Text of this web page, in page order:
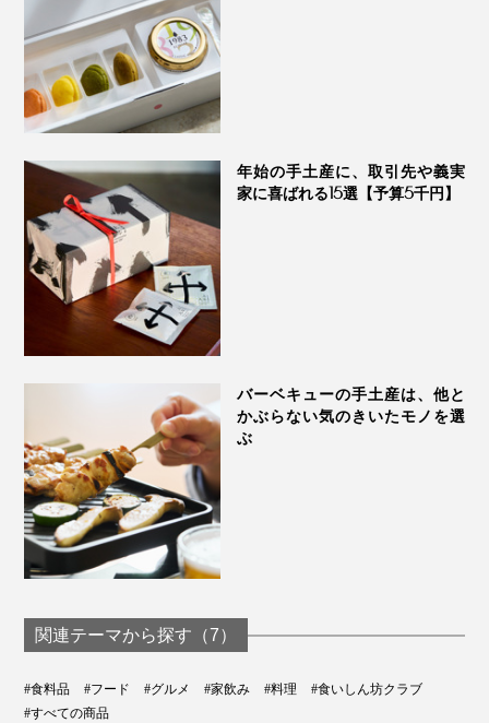
本品「抹茶そば」も美しい緑色ですが、着色料は一切使
われていません。
年始の手土産に、取引先や義実
家に喜ばれる15選【予算5千円】
バーベキューの手土産は、他と
かぶらない気のきいたモノを選
ぶ
関連テーマから探す（7）
#食料品 #フード #グルメ #家飲み #料理
#食いしん坊クラブ
#すべての商品